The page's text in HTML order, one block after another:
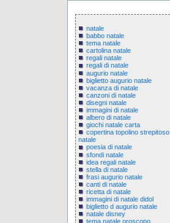
natale
babbo natale
tema natale
cartolina natale
regali natale
regali di natale
augurio natale
biglietto augurio natale
vacanza di natale
canzoni di natale
disegni natale
immagini di natale
albero di natale
giochi natale carta
copertina topolino strepitoso
natale
poesia di natale
sfondi natale
idea regali natale
stella di natale
frasi augurio natale
canti di natale
ricetta di natale
immagini di natale didol
biglietto d augurio natale
natale disney
tema natale oroscopo